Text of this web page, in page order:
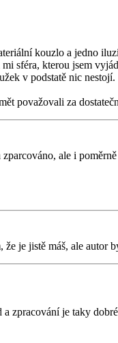
kouzlo a jedno
sféra, kterou jsem
v podstatě nic nestojí.
považovali za
ale i
je jistě máš, ale
zpracování je taky